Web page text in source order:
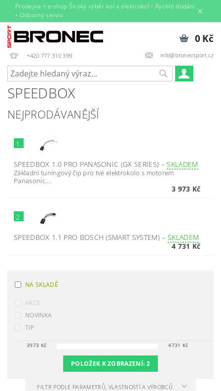
Prodejna + e‑shop Široký výběr kol a elektrokol • Rychlé dodání
• Odborný servis
+420 777 310 399 info@bronecsport.cz
0 Kč
SPEEDBOX
NEJPRODÁVANĚJŠÍ
1.
SPEEDBOX 1.0 PRO PANASONIC (GX SERIES) – SKLADEM
Základní tuningový čip pro tvé elektrokolo s motorem
Panasonic....
3 973 Kč
2.
SPEEDBOX 1.1 PRO BOSCH (SMART SYSTEM)– SKLADEM
4 731 Kč
NA SKLADĚ
AKCE
NOVINKA
TIP
3973 Kč 4731 Kč
POLOŽEK K ZOBRAZENÍ: 2
FILTR PODLE PARAMETRŮ, VLASTNOSTÍ A VÝROBCŮ